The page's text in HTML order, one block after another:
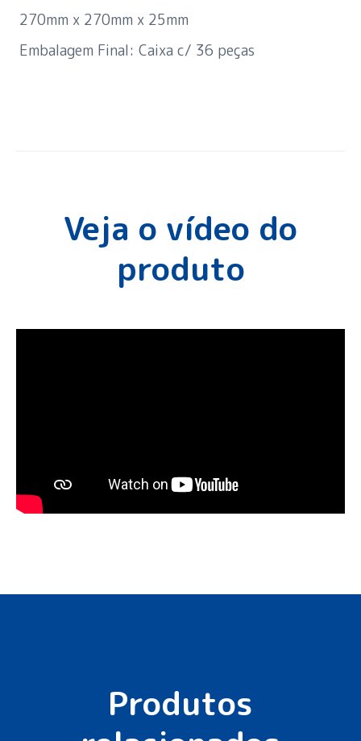
270mm x 270mm x 25mm
Embalagem Final: Caixa c/ 36 peças
Veja o vídeo do
produto
Produtos